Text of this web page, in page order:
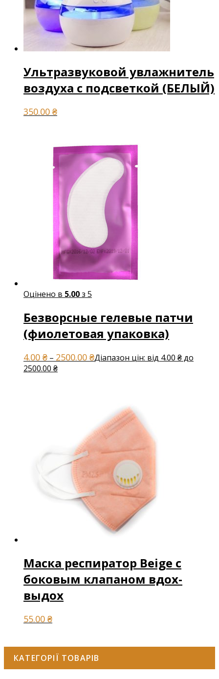
Ультразвуковой увлажнитель
воздуха с подсветкой (БЕЛЫЙ)
350.00 ₴
Оцінено в 5.00з 5
Безворсные гелевые патчи
(фиолетовая упаковка)
4.00 ₴ – 2500.00 ₴Діапазон цін: від 4.00 ₴ до
2500.00 ₴
Маска респиратор Beige с
боковым клапаном вдох-
выдох
55.00 ₴
КАТЕГОРІЇ ТОВАРІВ